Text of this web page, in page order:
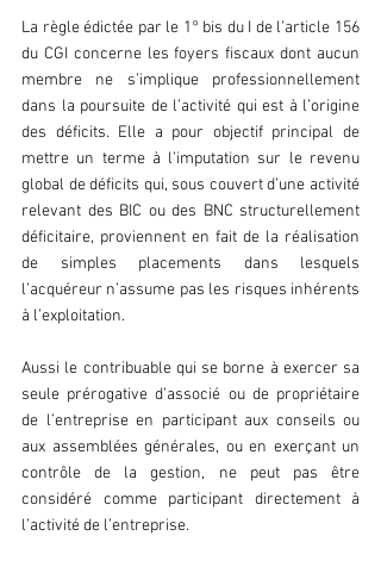
La règle édictée par le 1° bis du I de l’article 156
du CGI concerne les foyers fiscaux dont aucun
membre ne s’implique professionnellement
dans la poursuite de l’activité qui est à l’origine
des déficits. Elle a pour objectif principal de
mettre un terme à l’imputation sur le revenu
global de déficits qui, sous couvert d’une activité
relevant des BIC ou des BNC structurellement
déficitaire, proviennent en fait de la réalisation
de simples placements dans lesquels
l’acquéreur n’assume pas les risques inhérents
à l’exploitation.
Aussi le contribuable qui se borne à exercer sa
seule prérogative d’associé ou de propriétaire
de l’entreprise en participant aux conseils ou
aux assemblées générales, ou en exerçant un
contrôle de la gestion, ne peut pas être
considéré comme participant directement à
l’activité de l’entreprise.